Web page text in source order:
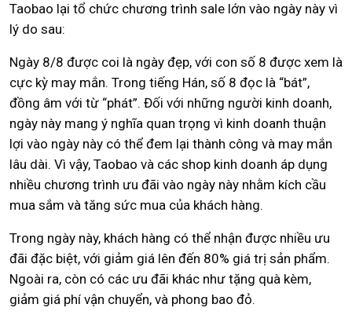
Taobao lại tổ chức chương trình sale lớn vào ngày này vì
lý do sau:
Ngày 8/8 được coi là ngày đẹp, với con số 8 được xem là
cực kỳ may mắn. Trong tiếng Hán, số 8 đọc là “bát”,
đồng âm với từ “phát”. Đối với những người kinh doanh,
ngày này mang ý nghĩa quan trọng vì kinh doanh thuận
lợi vào ngày này có thể đem lại thành công và may mắn
lâu dài. Vì vậy, Taobao và các shop kinh doanh áp dụng
nhiều chương trình ưu đãi vào ngày này nhằm kích cầu
mua sắm và tăng sức mua của khách hàng.
Trong ngày này, khách hàng có thể nhận được nhiều ưu
đãi đặc biệt, với giảm giá lên đến 80% giá trị sản phẩm.
Ngoài ra, còn có các ưu đãi khác như tặng quà kèm,
giảm giá phí vận chuyển, và phong bao đỏ.